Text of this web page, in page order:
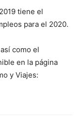
tiene el
para el 2020.
como el
en la página
y Viajes: